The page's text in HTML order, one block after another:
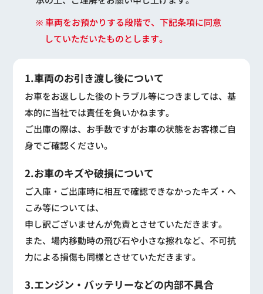
※ 車両をお預かりする段階で、下記条項に同意
していただいたものとします。
1.車両のお引き渡し後について
お車をお返しした後のトラブル等につきましては、基
本的に当社では責任を負いかねます。
ご出庫の際は、お手数ですがお車の状態をお客様ご自
身でご確認ください。
2.お車のキズや破損について
ご入庫・ご出庫時に相互で確認できなかったキズ・へ
こみ等については、
申し訳ございませんが免責とさせていただきます。
また、場内移動時の飛び石や小さな擦れなど、不可抗
力による損傷も同様とさせていただきます。
3.エンジン・バッテリーなどの内部不具合